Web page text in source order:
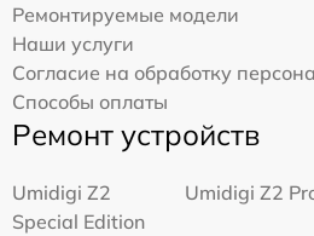
Ремонтируемые модели
Наши услуги
Согласие на обработку
Способы оплаты
Ремонт устройств
Umidigi Z2
Special Edition
Umidigi Z2